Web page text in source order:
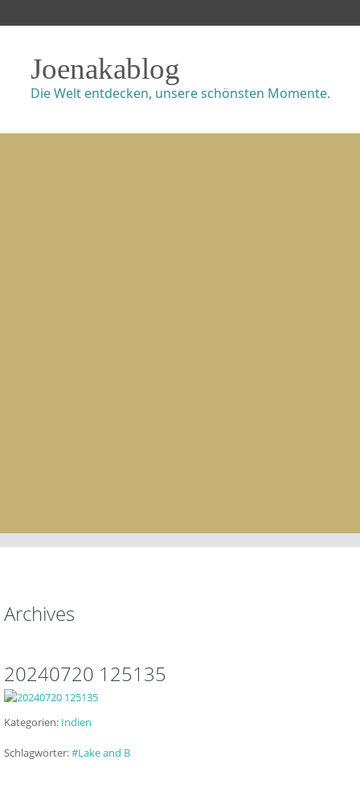
Joenakablog
Die Welt entdecken, unsere schönsten Momente.
Archives
20240720 125135
Kategorien: Indien
Schlagwörter:#Lake and B